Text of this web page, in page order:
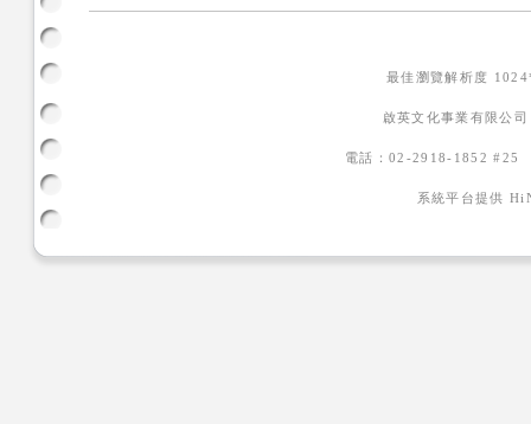
最佳瀏覽解析度
啟英文化事業有限公
電話：02-2918-1852
系統平台提供